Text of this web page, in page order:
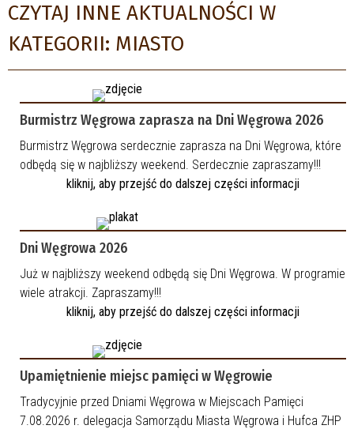
CZYTAJ INNE AKTUALNOŚCI W
KATEGORII: MIASTO
Burmistrz Węgrowa zaprasza na Dni Węgrowa 2026
Burmistrz Węgrowa serdecznie zaprasza na Dni Węgrowa, które
odbędą się w najbliższy weekend. Serdecznie zapraszamy!!!
kliknij, aby przejść do dalszej części informacji
Dni Węgrowa 2026
Już w najbliższy weekend odbędą się Dni Węgrowa. W programie
wiele atrakcji. Zapraszamy!!!
kliknij, aby przejść do dalszej części informacji
Upamiętnienie miejsc pamięci w Węgrowie
Tradycyjnie przed Dniami Węgrowa w Miejscach Pamięci
7.08.2026 r. delegacja Samorządu Miasta Węgrowa i Hufca ZHP